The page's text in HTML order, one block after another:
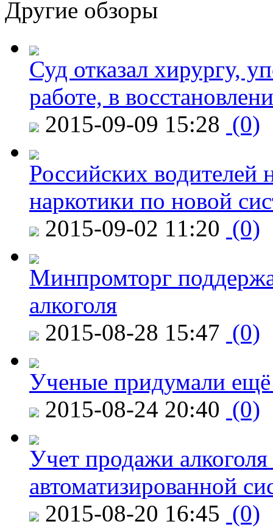
Другие обзоры
Суд отказал хирургу,
работе, в
2015-09-09 15:28 (0)
Российских водителей
наркотики по новой
2015-09-02 11:20 (0)
Минпромторг
алкоголя
2015-08-28 15:47 (0)
Ученые придумали ещё
2015-08-24 20:40 (0)
Учет продажи
автоматизированной
2015-08-20 16:45 (0)